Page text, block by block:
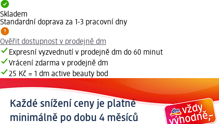
Skladem
Standardní doprava za 1-3 pracovní dny
Ověřit dostupnost v prodejně dm
Expresní vyzvednutí v prodejně dm do 60 minut
Vrácení zdarma v prodejně dm
25 Kč = 1 dm active beauty bod
Každé snížení ceny je platné
minimálně po dobu 4 měsíců